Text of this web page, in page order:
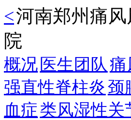
<河南郑州痛
院
概况 医生团队痛
强直性脊柱炎颈
血症类风湿性关